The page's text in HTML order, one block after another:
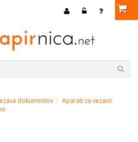
dokumentov
Aparati za vezavo